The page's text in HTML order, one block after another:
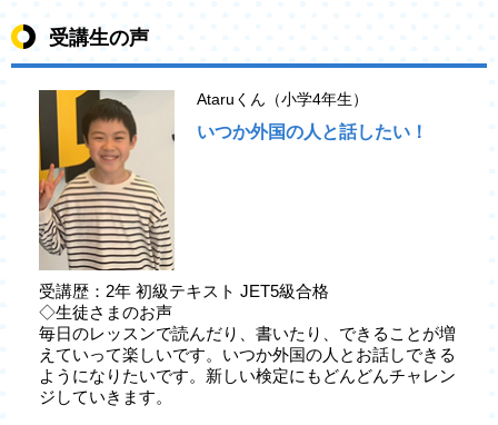
受講生の声
Ataruくん（小学4年生）
いつか外国の人と話したい！
受講歴：2年 初級テキスト JET5級合格
◇生徒さまのお声
毎日のレッスンで読んだり、書いたり、できることが増
えていって楽しいです。いつか外国の人とお話しできる
ようになりたいです。新しい検定にもどんどんチャレン
ジしていきます。